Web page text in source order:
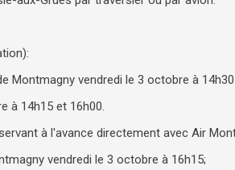
Montmagny vendredi le 3 octobre à
à 14h15 et 16h00.
à l'avance directement avec Air
vendredi le 3 octobre à 16h15;